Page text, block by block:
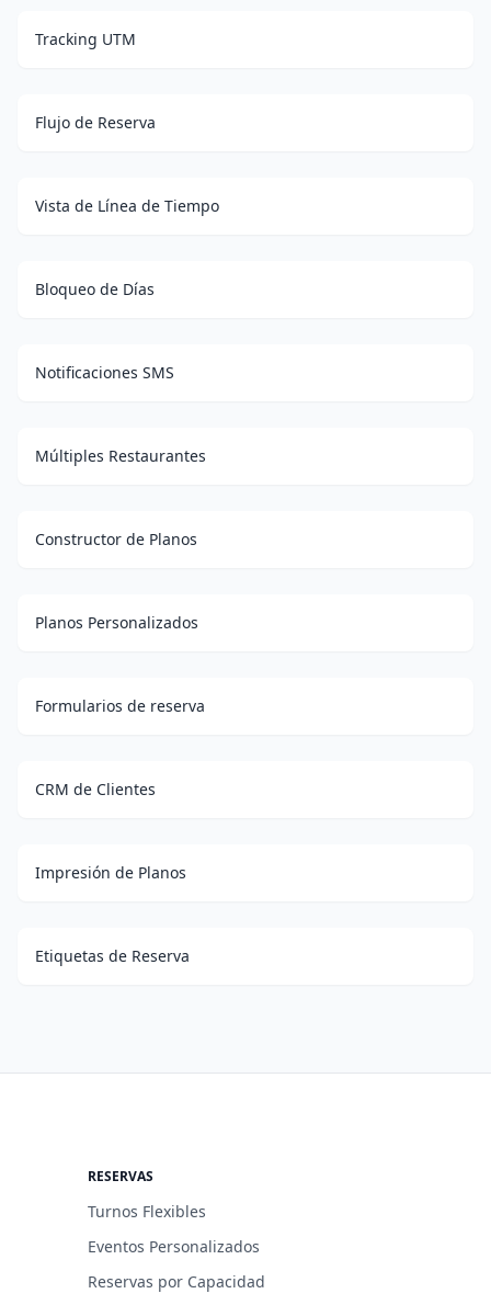
Tracking UTM
Flujo de Reserva
Vista de Línea de Tiempo
Bloqueo de Días
Notificaciones SMS
Múltiples Restaurantes
Constructor de Planos
Planos Personalizados
Formularios de reserva
CRM de Clientes
Impresión de Planos
Etiquetas de Reserva
RESERVAS
Turnos Flexibles
Eventos Personalizados
Reservas por Capacidad